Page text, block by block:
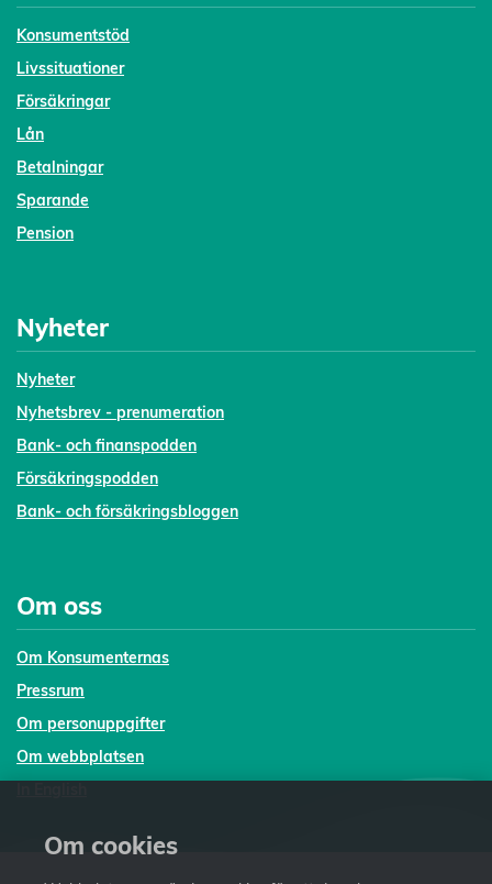
Konsumentstöd
Livssituationer
Försäkringar
Lån
Betalningar
Sparande
Pension
Nyheter
Nyheter
Nyhetsbrev - prenumeration
Bank- och finanspodden
Försäkringspodden
Bank- och försäkringsbloggen
Om oss
Om Konsumenternas
Pressrum
Om personuppgifter
Om webbplatsen
Om cookies